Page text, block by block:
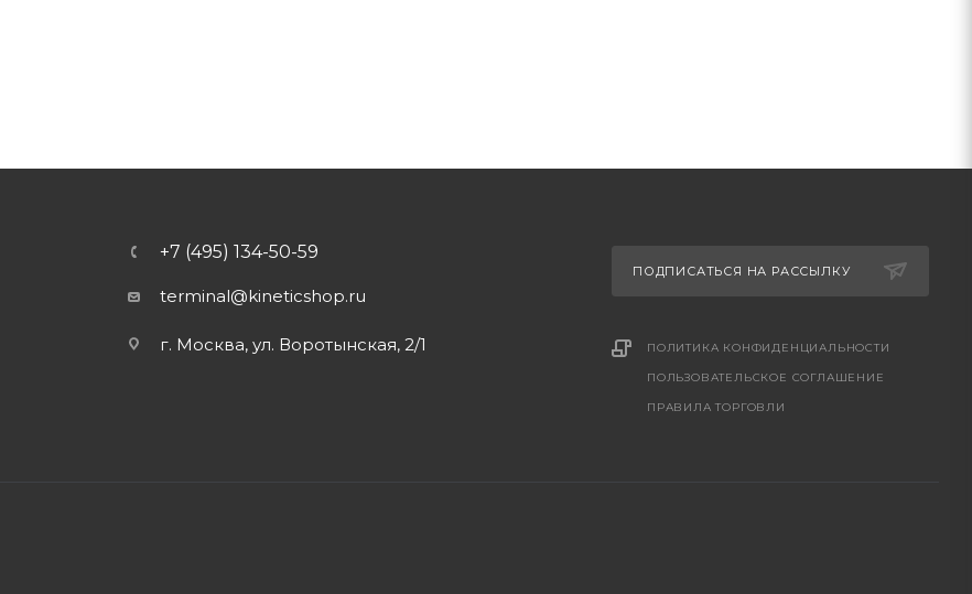
+7 (495) 134-50-59
terminal@kineticshop.ru
г. Москва, ул. Воротынская, 2/1
ПОДПИСАТЬСЯ НА РАССЫЛКУ
ПОЛИТИКА КОНФИДЕНЦИАЛЬНОСТИ
ПОЛЬЗОВАТЕЛЬСКОЕ СОГЛАШЕНИЕ
ПРАВИЛА ТОРГОВЛИ